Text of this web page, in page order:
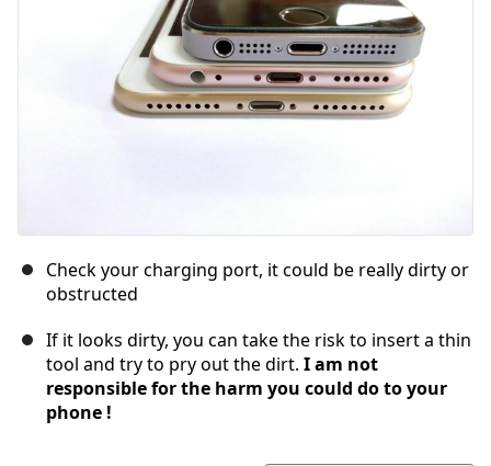
Annulla Pubblica commento
Check your charging port, it could be really dirty or
obstructed
If it looks dirty, you can take the risk to insert a thin
tool and try to pry out the dirt. I am not
responsible for the harm you could do to your
phone !